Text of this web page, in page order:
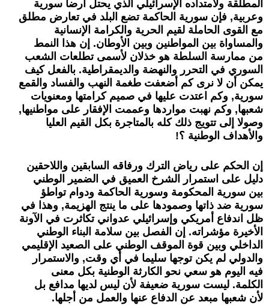
المطلقة ولامتداده الإسرائيلي الذي يحتل أرضا سورية
وعربية, فإن سورية الحاكمة تضع البلد في تعارض مطلق
مع القوى الحاملة لقيم الحرية والكرامة الإنسانية
والمساواة بين المواطنين وبين الأوطان. إن هذا النمط
من ممارسة السلطة هو خذلان لأسمى تطلعات الشعب
السوري في التحرر والنهضة والديمقراطية. بالفعل كيف
يمكن أن لا نرى كم أضعفت طغمة النهب والفساد والقمع
سورية, وكم اعتدت عليها في صميم كرامتها ومعنويات
شعبها, وكم نهبت مواردها وعممت الإفقار على مواطنيها,
وصولا إلى تتويج ذلك كله بالمتاجرة بكل القيم العليا
والأهداف الوطنية ؟!
إن الحكم على رياض الترك ورفاقه السابقين واللاحقين
دليل على استمرار الشرخ العميق في الضمير الوطني
بين سورية المحكومة وسورية الحاكمة ودوام تواطؤ
سورية ضد ذاتها وصمودها على ما ينتج الهزيمة, وهذا في
ظل اندفاع أمريكي وإسرائيلي عدواني تكاثرت في الآونة
الأخيرة مؤشراته. إن الفصل بين سلامة البناء الوطني
الداخلي وبين قوة الموقف الوطني على الصعيد الإقليمي
والدولي لم يكن توجها سليما في أي وقت, والاستمرار
فيه اليوم هو سعي نحو الكارثة الوطنية بكل معنى
الكلمة. ليست سورية ضعيفة لأن ليس لديها مدافع بل
لأن شعبها مبعد عن الدفاع عنها والعمل من أجلها.